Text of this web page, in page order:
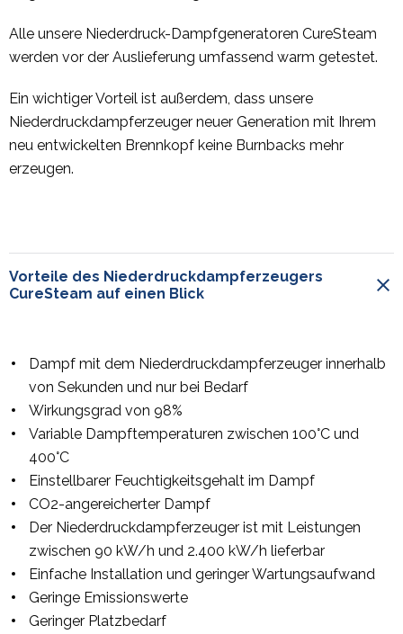
Alle unsere Niederdruck-Dampfgeneratoren CureSteam
werden vor der Auslieferung umfassend warm getestet.
Ein wichtiger Vorteil ist außerdem, dass unsere
Niederdruckdampferzeuger neuer Generation mit Ihrem
neu entwickelten Brennkopf keine Burnbacks mehr
erzeugen.
Vorteile des Niederdruckdampferzeugers
CureSteam auf einen Blick
Dampf mit dem Niederdruckdampferzeuger innerhalb
von Sekunden und nur bei Bedarf
Wirkungsgrad von 98%
Variable Dampftemperaturen zwischen 100°C und
400°C
Einstellbarer Feuchtigkeitsgehalt im Dampf
CO2-angereicherter Dampf
Der Niederdruckdampferzeuger ist mit Leistungen
zwischen 90 kW/h und 2.400 kW/h lieferbar
Einfache Installation und geringer Wartungsaufwand
Geringe Emissionswerte
Geringer Platzbedarf